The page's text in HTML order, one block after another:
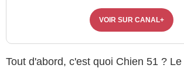
VOIR SUR CANAL+
Tout d'abord, c'est quoi Chien 51 ?